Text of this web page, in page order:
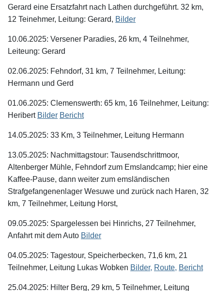
Gerard eine Ersatzfahrt nach Lathen durchgeführt. 32 km,
12 Teinehmer, Leitung: Gerard, Bilder
10.06.2025: Versener Paradies, 26 km, 4 Teilnehmer,
Leiteung: Gerard
02.06.2025: Fehndorf, 31 km, 7 Teilnehmer, Leitung:
Hermann und Gerd
01.06.2025: Clemenswerth: 65 km, 16 Teilnehmer, Leitung:
Heribert Bilder Bericht
14.05.2025: 33 Km, 3 Teilnehmer, Leitung Hermann
13.05.2025: Nachmittagstour: Tausendschrittmoor,
Altenberger Mühle, Fehndorf zum Emslandcamp; hier eine
Kaffee-Pause, dann weiter zum emsländischen
Strafgefangenenlager Wesuwe und zurück nach Haren, 32
km, 7 Teilnehmer, Leitung Horst,
09.05.2025: Spargelessen bei Hinrichs, 27 Teilnehmer,
Anfahrt mit dem Auto Bilder
04.05.2025: Tagestour, Speicherbecken, 71,6 km, 21
Teilnehmer, Leitung Lukas Wobken Bilder, Route, Bericht
25.04.2025: Hilter Berg, 29 km, 5 Teilnehmer, Leitung